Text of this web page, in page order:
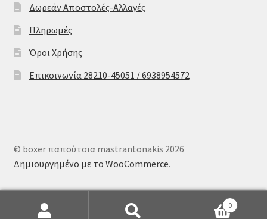
Δωρεάν Αποστολές-Αλλαγές
Πληρωμές
Όροι Χρήσης
Επικοινωνία 28210-45051 / 6938954572
© boxer παπούτσια mastrantonakis 2026
Δημιουργημένο με το WooCommerce.
0